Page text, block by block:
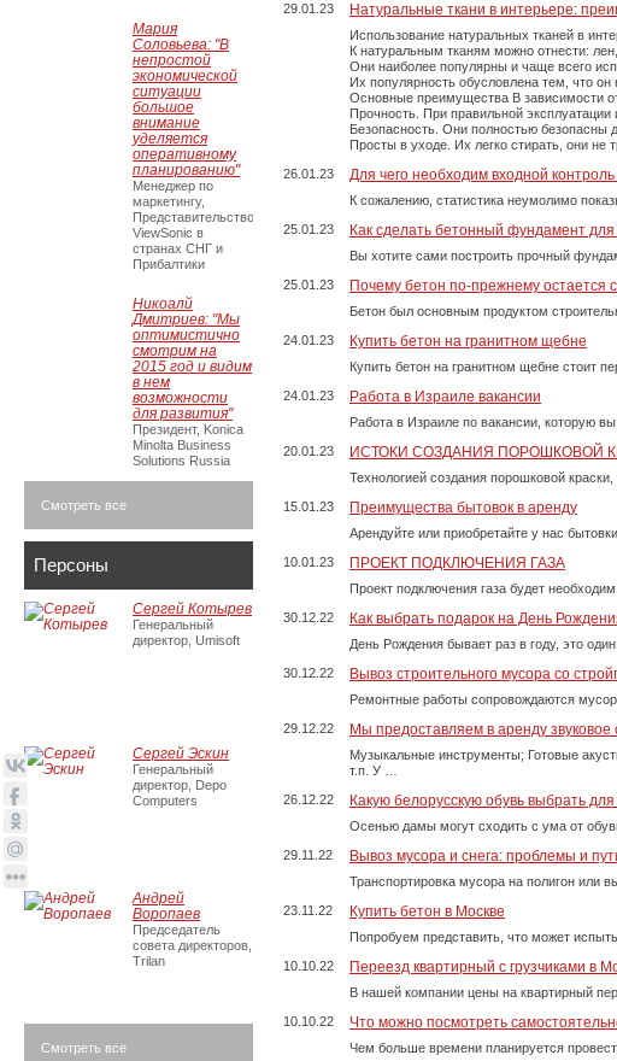
29.01.23
Натуральные ткани в интерьере:
Использование натуральных тканей в
К натуральным тканям можно отнести:
Они наиболее популярны и чаще всего
Их популярность обусловлена тем, что
Основные преимущества В зависимости
Прочность. При правильной эксплуатации
Безопасность. Они полностью безопасны
Просты в уходе. Их легко стирать, они
26.01.23
Для чего необходим входной контроль
К сожалению, статистика неумолимо
25.01.23
Как сделать бетонный фундамент
Вы хотите сами построить прочный
25.01.23
Почему бетон по-прежнему
Бетон был основным продуктом
24.01.23
Купить бетон на гранитном щебне
Купить бетон на гранитном щебне стоит
24.01.23
Работа в Израиле вакансии
Работа в Израиле по вакансии, которую
20.01.23
ИСТОКИ СОЗДАНИЯ ПОРОШКОВОЙ
Технологией создания порошковой
15.01.23
Преимущества бытовок в аренду
Арендуйте или приобретайте у нас
10.01.23
ПРОЕКТ ПОДКЛЮЧЕНИЯ ГАЗА
Проект подключения газа будет
30.12.22
Как выбрать подарок на День
День Рождения бывает раз в году, это
30.12.22
Вывоз строительного мусора со
Ремонтные работы сопровождаются
29.12.22
Мы предоставляем в аренду звуковое
Музыкальные инструменты; Готовые
т.п. У …
26.12.22
Какую белорусскую обувь выбрать
Осенью дамы могут сходить с ума от
29.11.22
Вывоз мусора и снега: проблемы и
Транспортировка мусора на полигон или
23.11.22
Купить бетон в Москве
Попробуем представить, что может
10.10.22
Переезд квартирный с грузчиками в
В нашей компании цены на квартирный
10.10.22
Что можно посмотреть
Чем больше времени планируется
Мария
Соловьева: "В
непростой
экономической
ситуации
большое
внимание
уделяется
оперативному
планированию"
Менеджер по
маркетингу,
Представительство
ViewSonic в
странах СНГ и
Прибалтики
Никоалй
Дмитриев: "Мы
оптимистично
смотрим на
2015 год и видим
в нем
возможности
для развития"
Президент, Konica
Minolta Business
Solutions Russia
Смотреть все
Персоны
Сергей Котырев
Генеральный
директор, Umisoft
Сергей Эскин
Генеральный
директор, Depo
Computers
Андрей
Воропаев
Председатель
совета директоров,
Trilan
Смотреть все